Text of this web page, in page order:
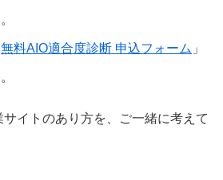
無料AIO適合度診断 申込フォーム 」
イトのあり方を、ご一緒に考えて